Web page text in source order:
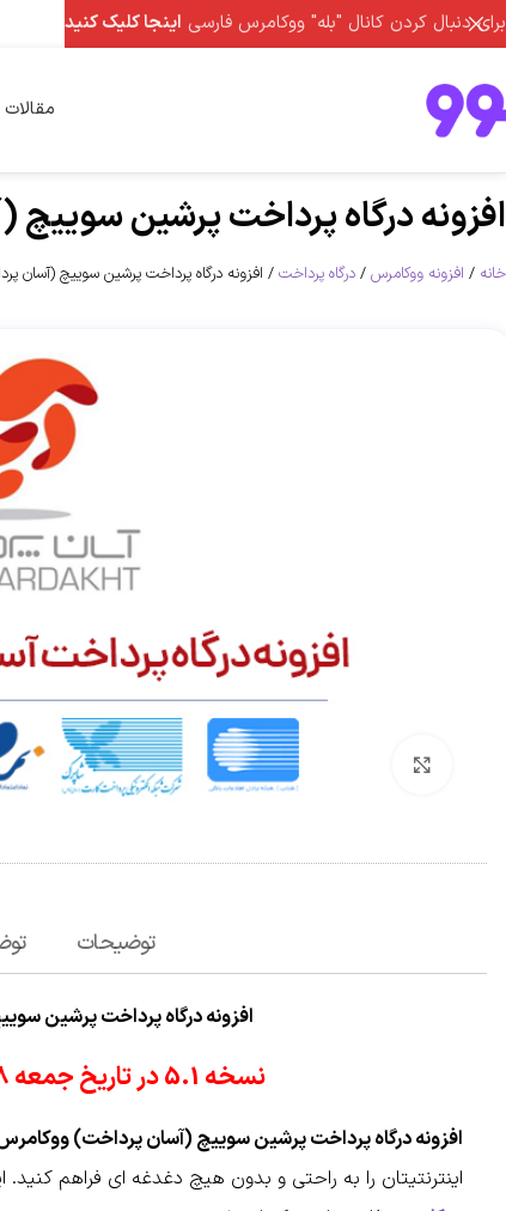
افزونه درگاه پرداخت پرشین
خانه افزونه ووکامرس درگاه پرداخت افزونه درگاه پرداخت پرشین سوییچ (آسان
برای بزرگنمایی کلیک کنید
توضیحات
افزونه درگاه پرداخت پرشین
نسخه 5.1 در تاریخ جمعه 28 آذر 1404 منتشر شد
افزونه درگاه پرداخت پرشین سوییچ (آسان پرداخت)
اینترنتیتان را به راحتی و بدون هیچ دغدغه ای فراهم کنید.
برای دنبال کردن کانال "بله" ووکامرس فارسی اینجا کلیک کنید